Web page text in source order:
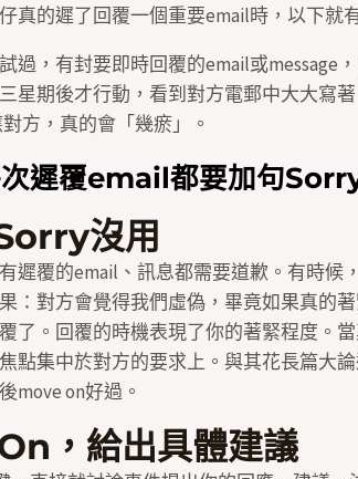
真的遲了回覆一個重要email時，以下就
過，有封要即時回覆的email或message
星期後才行動，看到對方電郵中大大寫
方，真的會「幾瘀」。
遲覆email都要加句
沒用
遲覆的email、訊息都需要道歉。有時候
：對方會覺得我們虛偽，畢竟如果真的
了。回覆的時機表現了你的著緊程度。
點集中於對方的要求上。與其花長篇大
move on好過。
，給出具體建議